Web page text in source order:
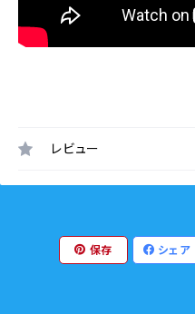
レビュー
保存 シェア